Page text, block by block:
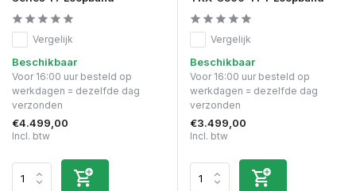
Vergelijk
Beschikbaar
Voor 16:00 uur besteld op
werkdagen = dezelfde dag
verzonden
€4.499,00
Incl. btw
Vergelijk
Beschikbaar
Voor 16:00 uur besteld op
werkdagen = dezelfde dag
verzonden
€3.499,00
Incl. btw